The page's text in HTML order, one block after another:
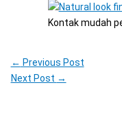
Kontak mudah
← Previous Post
Next Post →